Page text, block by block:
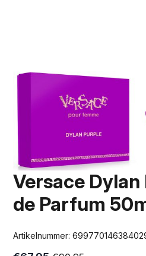
Versace Dylan
de Parfum
Artikelnummer: